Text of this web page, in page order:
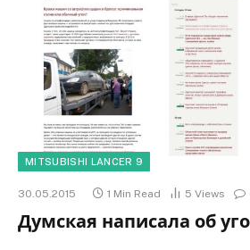
MITSUBISHI LANCER 9
30.05.2015 1 Min Read 5 Views
Думская написала об